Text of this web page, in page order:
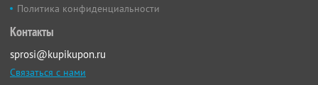
Политика конфиденциальности
Контакты
sprosi@kupikupon.ru
Связаться с нами